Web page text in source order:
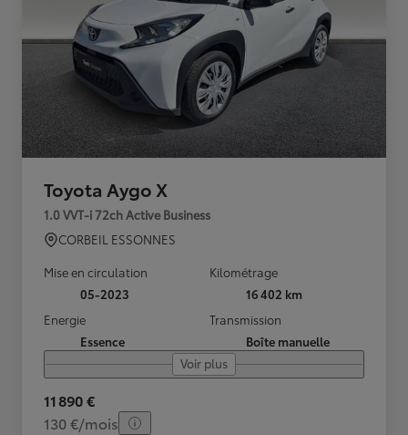
Toyota Aygo X
1.0 VVT-i 72ch Active Business
CORBEIL ESSONNES
Mise en circulation
05-2023
Kilométrage
16 402 km
Energie
Essence
Transmission
Boîte manuelle
Voir plus
11 890 €
130 €/mois